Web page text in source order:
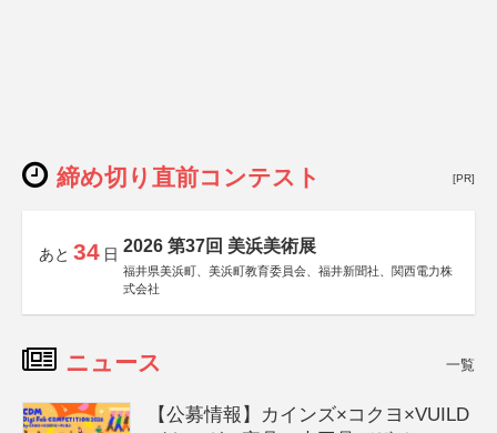
締め切り直前コンテスト [PR]
あと 34 日 2026 第37回 美浜美術展
福井県美浜町、美浜町教育委員会、福井新聞社、関西電力株
式会社
ニュース 一覧
【公募情報】カインズ×コクヨ×VUILD